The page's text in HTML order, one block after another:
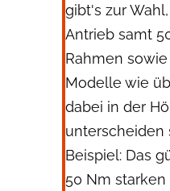
gibt's zur
Antrieb samt
Rahmen
Modelle wie
dabei in der
unterscheiden
Beispiel: Das
50 Nm